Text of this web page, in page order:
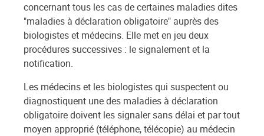
concernant tous les cas de certaines maladies dites
"maladies à déclaration obligatoire" auprès des
biologistes et médecins. Elle met en jeu deux
procédures successives : le signalement et la
notification.
Les médecins et les biologistes qui suspectent ou
diagnostiquent une des maladies à déclaration
obligatoire doivent les signaler sans délai et par tout
moyen approprié (téléphone, télécopie) au médecin